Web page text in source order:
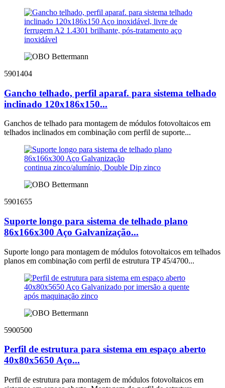
5901404
Gancho telhado, perfil aparaf. para sistema telhado
inclinado 120x186x150...
Ganchos de telhado para montagem de módulos fotovoltaicos em
telhados inclinados em combinação com perfil de suporte...
5901655
Suporte longo para sistema de telhado plano
86x166x300 Aço Galvanização...
Suporte longo para montagem de módulos fotovoltaicos em telhados
planos em combinação com perfil de estrutura TP 45/4700...
5900500
Perfil de estrutura para sistema em espaço aberto
40x80x5650 Aço...
Perfil de estrutura para montagem de módulos fotovoltaicos em